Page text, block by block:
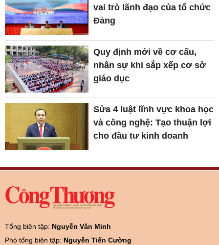
vai trò lãnh đạo của tổ chức
Đảng
Quy định mới về cơ cấu,
nhân sự khi sắp xếp cơ sở
giáo dục
Sửa 4 luật lĩnh vực khoa học
và công nghệ: Tạo thuận lợi
cho đầu tư kinh doanh
Tổng biên tập: Nguyễn Văn Minh
Phó tổng biên tập: Nguyễn Tiến Cường